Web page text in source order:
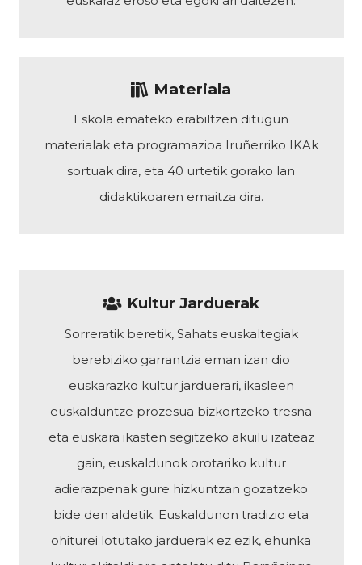
Materiala
Eskola emateko erabiltzen ditugun
materialak eta programazioa Iruñerriko IKAk
sortuak dira, eta 40 urtetik gorako lan
didaktikoaren emaitza dira.
Kultur Jarduerak
Sorreratik beretik, Sahats euskaltegiak
berebiziko garrantzia eman izan dio
euskarazko kultur jarduerari, ikasleen
euskalduntze prozesua bizkortzeko tresna
eta euskara ikasten segitzeko akuilu izateaz
gain, euskaldunok orotariko kultur
adierazpenak gure hizkuntzan gozatzeko
bide den aldetik. Euskaldunon tradizio eta
ohiturei lotutako jarduerak ez ezik, ehunka